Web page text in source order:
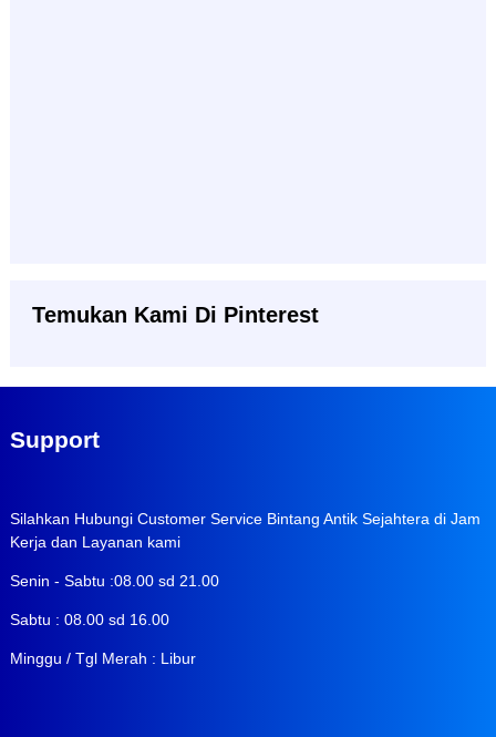
Temukan Kami Di Pinterest
Support
Silahkan Hubungi Customer Service Bintang Antik Sejahtera di Jam
Kerja dan Layanan kami
Senin - Sabtu :08.00 sd 21.00
Sabtu : 08.00 sd 16.00
Minggu / Tgl Merah : Libur